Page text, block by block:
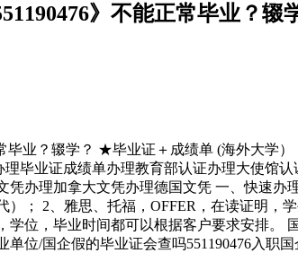
》不能正常毕业？
毕业？辍学？ ★毕业证＋成绩单 (海外大
理毕业证成绩单办理教育部认证办理大使
办理加拿大文凭办理德国文凭 一、快速
； 2、雅思、托福，OFFER，在读证明
位，毕业时间都可以根据客户要求安排。
单位/国企假的毕业证会查吗551190476入